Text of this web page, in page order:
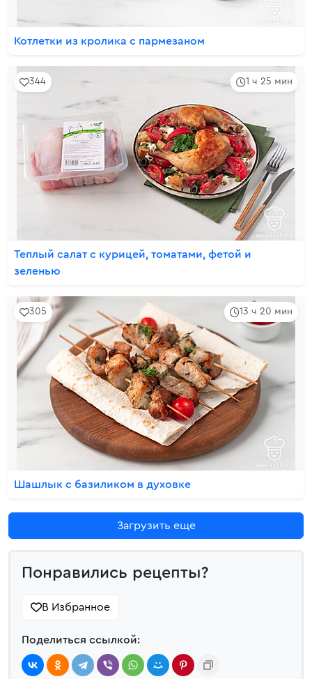
Котлетки из кролика с пармезаном
1 ч 25 мин
344
Теплый салат с курицей, томатами, фетой и
зеленью
13 ч 20 мин
305
Шашлык с базиликом в духовке
Загрузить еще
Понравились рецепты?
В Избранное
Поделиться ссылкой: